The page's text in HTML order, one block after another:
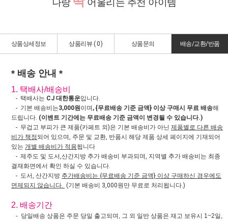
나랑 어울리는 추천 아이템
상품상세정보 상품리뷰 ( 0) 상품문의 배송/교환/반품
* 배송 안내 *
1. 택배사/배송비
- 택배사는 CJ 대한통운입니다.
- 기본 배송비는3,000원이며 , {무료배송 기준 금액} 이상 구매시 무료 배송해
드립니다. (이벤트 기간에는 무료배송 기준 금액이 변경될 수 있습니다.)
- 무겁고 부피가 큰 제품(카페트 외)은 기본 배송비가 아닌 제품별로 다른 배송
비가 책정되어 있으며, 주문 및 교환, 반품시 해당 제품 상세 페이지에 기재되어
있는 개별 배송비가 적용됩니다
- 제주도 및 도서,산간지방 추가 배송비 부과되며, 지역별 추가 배송비는 최종
결재화면에서 확인 하실 수 있습니다.
- 도서, 산간지방 추가배송비는 {무료배송 기준 금액} 이상 구매하신 경우에도
면제되지 않습니다. (기본 배송비 3,000원만 무료로 처리됩니다.)
2. 배송기간
- 당일배송 상품은 주문 당일 출고되며, 그 외 일반 상품은 재고 보유시 1~2일,